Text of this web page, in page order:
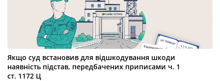
Якщо суд встановив для відшкодування шкоди
наявність підстав, передбачених приписами ч. 1
ст. 1172 Ц